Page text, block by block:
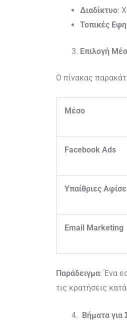
Διαδίκτυο:
Τοπικές
Επιλογή
Ο πίνακας
Μέσο
Facebook Ads
Υπαίθριες
Email Marketing
Παράδειγμα: Ένα
τις κρατήσεις
Βήματα για